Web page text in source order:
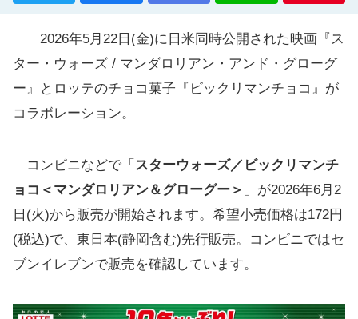
2026年5月22日(金)に日米同時公開された映画『ス
ター・ウォーズ / マンダロリアン・アンド・グローグ
ー』とロッテのチョコ菓子『ビックリマンチョコ』が
コラボレーション。
コンビニなどで「 スターウォーズ／ビックリマンチ
ョコ＜マンダロリアン＆グローグー＞ 」が2026年6月2
日(火)から販売が開始されます。希望小売価格は172円
(税込)で、東日本(静岡含む)先行販売。コンビニではセ
ブンイレブンで販売を確認しています。